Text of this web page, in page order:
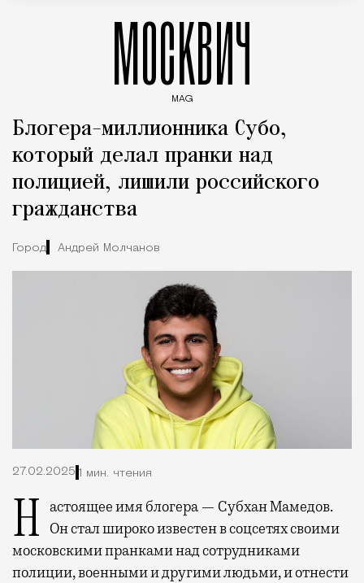
МОСКВИЧ
MAG
Блогера-миллионника Субо,
который делал пранки над
полицией, лишили российского
гражданства
Город Андрей Молчанов
27.02.2025 1 мин. чтения
Настоящее имя блогера — Субхан Мамедов.
Он стал широко известен в соцсетях своими
московскими пранками над сотрудниками
полиции, военными и другими людьми, и отнести